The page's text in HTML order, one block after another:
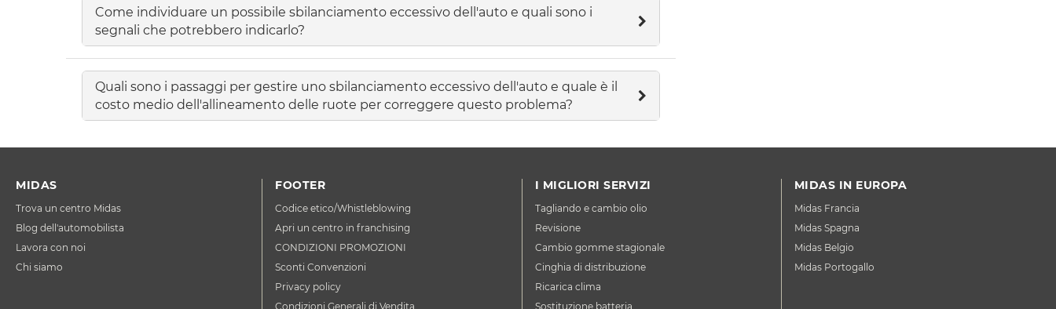
Come individuare un possibile sbilanciamento eccessivo dell'auto e quali sono i
segnali che potrebbero indicarlo?
Quali sono i passaggi per gestire uno sbilanciamento eccessivo dell'auto e quale è il
costo medio dell'allineamento delle ruote per correggere questo problema?
MIDAS
Trova un centro Midas
Blog dell'automobilista
Lavora con noi
Chi siamo
FOOTER
Codice etico/Whistleblowing
Apri un centro in franchising
CONDIZIONI PROMOZIONI
Sconti Convenzioni
Privacy policy
Condizioni Generali di Vendita
I MIGLIORI SERVIZI
Tagliando e cambio olio
Revisione
Cambio gomme stagionale
Cinghia di distribuzione
Ricarica clima
Sostituzione batteria
MIDAS IN EUROPA
Midas Francia
Midas Spagna
Midas Belgio
Midas Portogallo